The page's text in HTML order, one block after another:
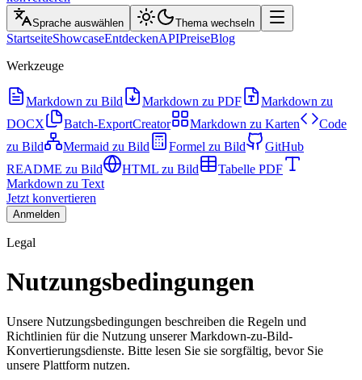
Sprache auswählen Thema wechseln
StartseiteShowcaseEntdeckenAPIPreiseBlog
Werkzeuge
Markdown zu Bild Markdown zu PDF
Markdown zu
DOCX
Batch-ExportCreator Markdown zu Karten
Code
zu Bild
Mermaid zu Bild Formel zu Bild
GitHub
README zu Bild
HTML zu Bild
Tabelle PDF
Markdown zu Text
Jetzt konvertieren
Anmelden
Legal
Nutzungsbedingungen
Unsere Nutzungsbedingungen beschreiben die Regeln und
Richtlinien für die Nutzung unserer Markdown-zu-Bild-
Konvertierungsdienste. Bitte lesen Sie sie sorgfältig, bevor Sie
unsere Plattform nutzen.